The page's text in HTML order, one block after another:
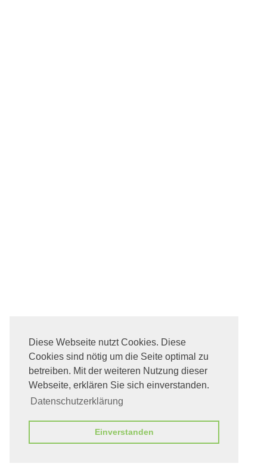
Diese Webseite nutzt Cookies. Diese
Cookies sind nötig um die Seite optimal zu
betreiben. Mit der weiteren Nutzung dieser
Webseite, erklären Sie sich einverstanden.
Datenschutzerklärung
Einverstanden